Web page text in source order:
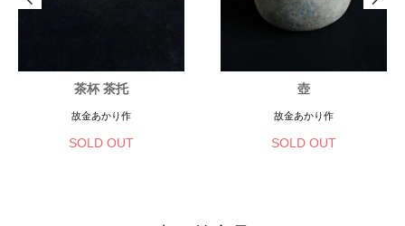
茶杯 茶托
故金あかり作
SOLD OUT
壺
故金あかり作
SOLD OUT